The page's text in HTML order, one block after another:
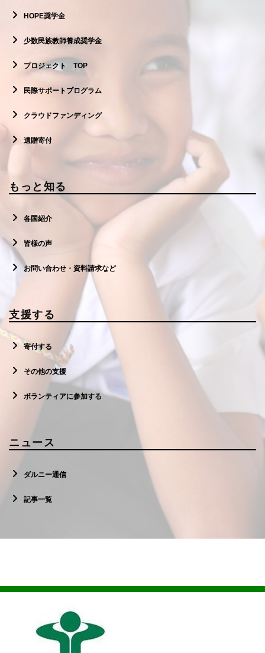
HOPE奨学金
少数民族教師養成奨学金
プロジェクト TOP
民際サポートプログラム
クラウドファンディング
遺贈寄付
もっと知る
各国紹介
皆様の声
お問い合わせ・資料請求など
支援する
寄付する
その他の支援
ボランティアに参加する
ニュース
ダルニー通信
記事一覧